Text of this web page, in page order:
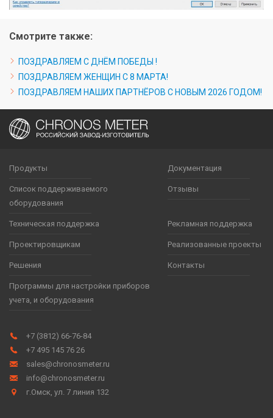
Смотрите также:
ПОЗДРАВЛЯЕМ С ДНЁМ ПОБЕДЫ !
ПОЗДРАВЛЯЕМ ЖЕНЩИН С 8 МАРТА!
ПОЗДРАВЛЯЕМ НАШИХ ПАРТНЁРОВ С НОВЫМ 2026 ГОДОМ!
Продукты Документация
Список поддерживаемого
оборудования
Отзывы
Техническая поддержка Рекламная поддержка
Проектировщикам Реализованные проекты
Решения Контакты
Программы для настройки приборов
учета, и оборудования
+7 (3812) 66-76-84
+7 495 145 76 26
sales@chronosmeter.ru
info@chronosmeter.ru
г.Омск, ул. 7 линия 132